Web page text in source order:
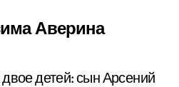
Аверина
детей: сын Арсений